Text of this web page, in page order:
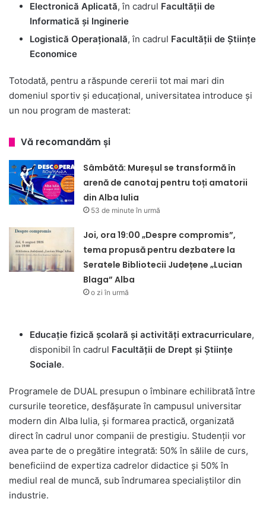
Electronică Aplicată, în cadrul Facultății de
Informatică și Inginerie
Logistică Operațională, în cadrul Facultății de Științe
Economice
Totodată, pentru a răspunde cererii tot mai mari din
domeniul sportiv și educațional, universitatea introduce și
un nou program de masterat:
Vă recomandăm și
Sâmbătă: Mureșul se transformă în
arenă de canotaj pentru toți amatorii
din Alba Iulia
53 de minute în urmă
Joi, ora 19:00 „Despre compromis”,
tema propusă pentru dezbatere la
Seratele Bibliotecii Județene „Lucian
Blaga” Alba
o zi în urmă
Educație fizică școlară și activități extracurriculare,
disponibil în cadrul Facultății de Drept și Științe
Sociale.
Programele de DUAL presupun o îmbinare echilibrată între
cursurile teoretice, desfășurate în campusul universitar
modern din Alba Iulia, și formarea practică, organizată
direct în cadrul unor companii de prestigiu. Studenții vor
avea parte de o pregătire integrată: 50% în sălile de curs,
beneficiind de expertiza cadrelor didactice și 50% în
mediul real de muncă, sub îndrumarea specialiștilor din
industrie.